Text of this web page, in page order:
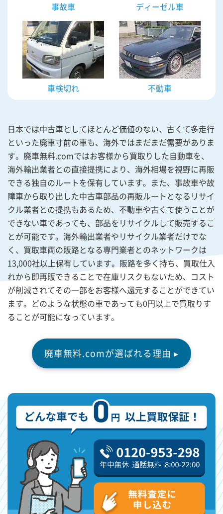
事故車 ディーゼル車
車検切れ 不動車
日本では中古車としてほとんど価値のない、古くて多走行
といった廃車寸前の車も、海外ではまだまだ需要がありま
す。廃車無料.comではお客様から買取りした自動車を、
海外輸出業者との直接提携により、海外相場を視野に再販
できる独自のルートを保有しています。また、事故車や故
障車から取り出した中古車部品の再販ルートとなるリサイ
クル業者との提携もあるため、不動車や古くて使うことが
できない車であっても、部品をリサイクルして販売するこ
とが可能です。海外輸出業者やリサイクル業者だけでな
く、買取車両の販路となる専門業者とのネットワークは
13,000社以上保有しています。販路を多く持ち、買取仕入
れから即再販できることで在庫リスクもないため、コスト
が削減されてその一部をお客様へ還元することができてい
ます。どのような状態の車であっても0円以上で買取りす
ることが可能になっています。
廃車無料.comが選ばれる理由 ▸